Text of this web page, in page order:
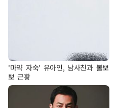
'마약 자숙' 유아인, 남사친과 볼뽀
뽀 근황